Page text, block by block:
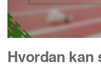
Hvordan kan